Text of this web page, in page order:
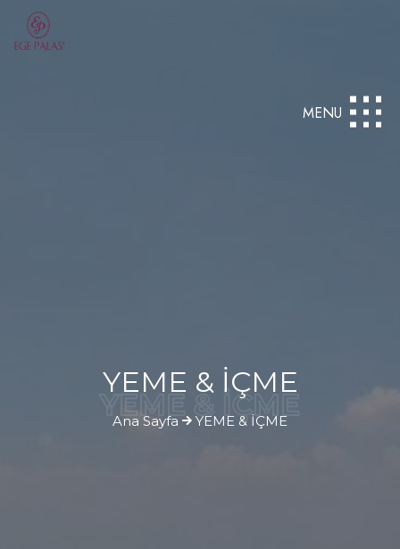
MENU
YEME & İÇME
Ana Sayfa YEME & İÇME
YEME & İÇME